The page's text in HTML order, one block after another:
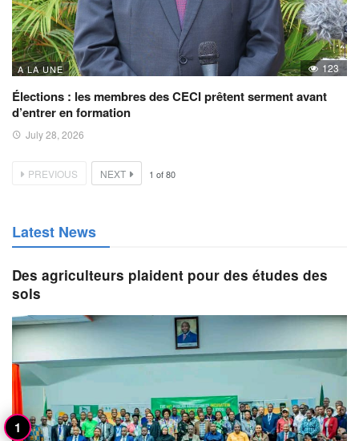
A LA UNE 123
Élections : les membres des CECI prêtent serment avant
d’entrer en formation
July 28, 2026
PREVIOUS NEXT 1 of80
Latest News
Des agriculteurs plaident pour des études des
sols